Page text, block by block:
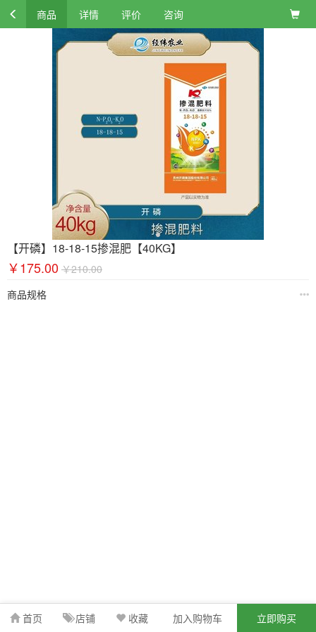
商品 详情 评价 咨询
【开磷】18-18-15掺混肥【40KG】
￥175.00 ￥210.00
商品规格
首页 店铺 收藏 加入购物车 立即购买